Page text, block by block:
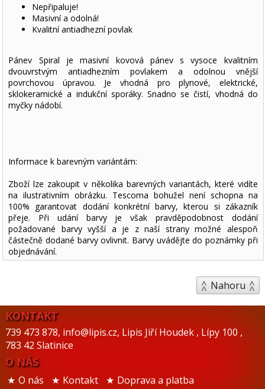
Nepřipaluje!
Masivní a odolná!
Kvalitní antiadhezní povlak
Pánev Spiral je masivní kovová pánev s vysoce kvalitním
dvouvrstvým antiadhezním povlakem a odolnou vnější
povrchovou úpravou. Je vhodná pro plynové, elektrické,
sklokeramické a indukční sporáky. Snadno se čistí, vhodná do
myčky nádobí.
Informace k barevným variántám:
Zboží lze zakoupit v několika barevných variantách, které vidíte
na ilustrativním obrázku. Tescoma bohužel není schopna na
100% garantovat dodání konkrétní barvy, kterou si zákazník
přeje. Při udání barvy je však pravděpodobnost dodání
požadované barvy vyšší a je z naší strany možné alespoň
částečně dodané barvy ovlivnit. Barvy uvádějte do poznámky při
objednávání.
Nahoru
KONTAKT
739 473 878, info@lipis.cz, Lipis Jiří Houdek , Lípy 100 ,
783 42 Slatinice
O NÁS
O nás Kontakt Doprava a platba